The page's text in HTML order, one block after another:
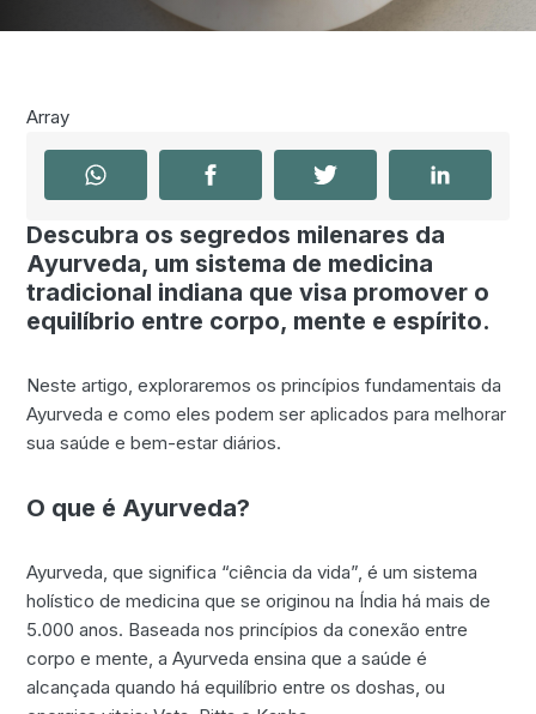
Array
Descubra os segredos milenares da
Ayurveda, um sistema de medicina
tradicional indiana que visa promover o
equilíbrio entre corpo, mente e espírito.
Neste artigo, exploraremos os princípios fundamentais da
Ayurveda e como eles podem ser aplicados para melhorar
sua saúde e bem-estar diários.
O que é Ayurveda?
Ayurveda, que significa “ciência da vida”, é um sistema
holístico de medicina que se originou na Índia há mais de
5.000 anos. Baseada nos princípios da conexão entre
corpo e mente, a Ayurveda ensina que a saúde é
alcançada quando há equilíbrio entre os doshas, ou